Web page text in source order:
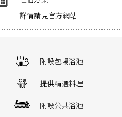
詳情請見官方網站
附設包場浴池
提供精選料理
附設公共浴池